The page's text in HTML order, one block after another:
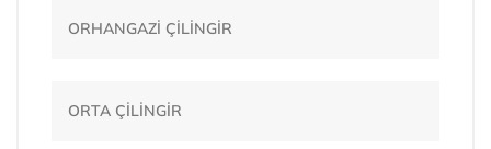
ORHANGAZİ ÇİLİNGİR
ORTA ÇİLİNGİR